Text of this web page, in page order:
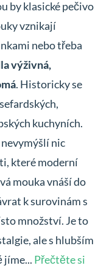
by klasické pečivo
vznikají
nebo třeba
výživná,
. Historicky se
kuchyních.
nic
které moderní
mouka vnáší do
k surovinám s
množství. Je to
ale s hlubším
jíme... Přečtěte si